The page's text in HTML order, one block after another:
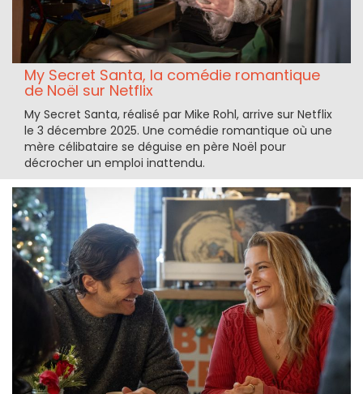
My Secret Santa, la comédie romantique
de Noël sur Netflix
My Secret Santa, réalisé par Mike Rohl, arrive sur Netflix
le 3 décembre 2025. Une comédie romantique où une
mère célibataire se déguise en père Noël pour
décrocher un emploi inattendu.